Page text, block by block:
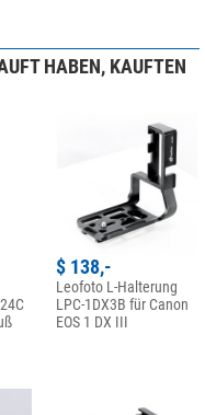
HABEN, KAUFTEN
$ 138,-
Leofoto L-Halterung
LPC-1DX3B für Canon
EOS 1 DX III